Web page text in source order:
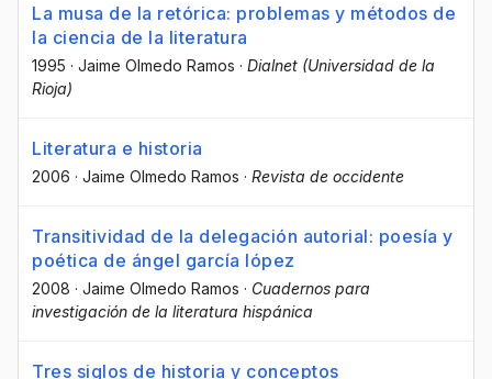
La musa de la retórica: problemas y métodos de
la ciencia de la literatura
1995 · Jaime Olmedo Ramos · Dialnet (Universidad de la
Rioja)
Literatura e historia
2006 · Jaime Olmedo Ramos · Revista de occidente
Transitividad de la delegación autorial: poesía y
poética de ángel garcía lópez
2008 · Jaime Olmedo Ramos · Cuadernos para
investigación de la literatura hispánica
Tres siglos de historia y conceptos